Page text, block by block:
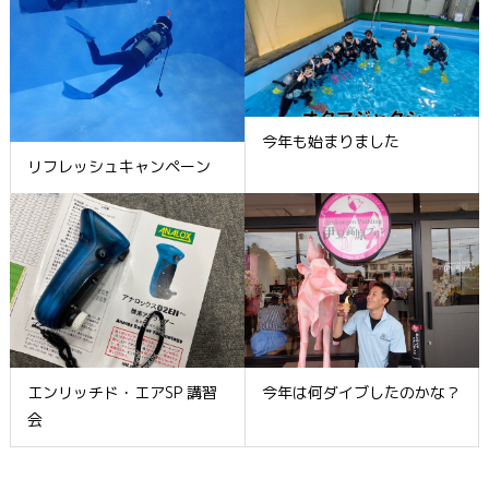
リフレッシュキャンペーン
今年も始まりました
エンリッチド・エアSP 講習
会
今年は何ダイブしたのかな？